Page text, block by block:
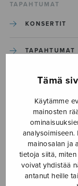
Tämä
Käytämme
mainosten
analysoimiseen.
mainosalan ja
tietoja siitä,
voivat yhdistää
antanut heille
TAPAHTUMAT
KONSERTIT
TAPAHTUMAT
ILMOITA
Etusivu › Media
Sonic-
4.6.2026